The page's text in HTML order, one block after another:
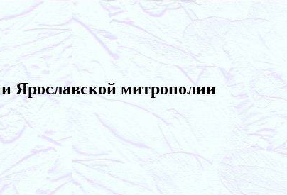
Ярославской митрополии